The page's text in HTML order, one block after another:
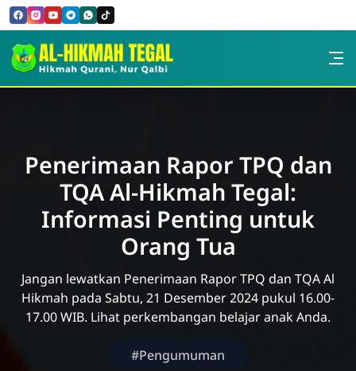
Skip to Content
PPTQ AL-HIKMAH TEGAL
Penerimaan Rapor TPQ dan
TQA Al-Hikmah Tegal:
Informasi Penting untuk
Orang Tua
Jangan lewatkan Penerimaan Rapor TPQ dan TQA Al
Hikmah pada Sabtu, 21 Desember 2024 pukul 16.00-
17.00 WIB. Lihat perkembangan belajar anak Anda.
#Pengumuman